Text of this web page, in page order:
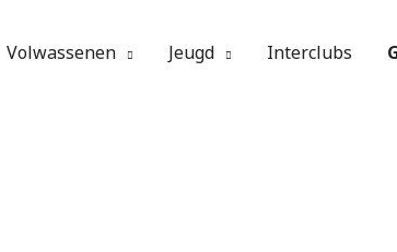
Volwassenen Jeugd Interclubs